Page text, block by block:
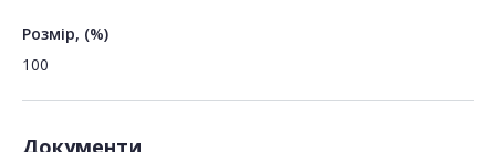
Розмір, (%)
100